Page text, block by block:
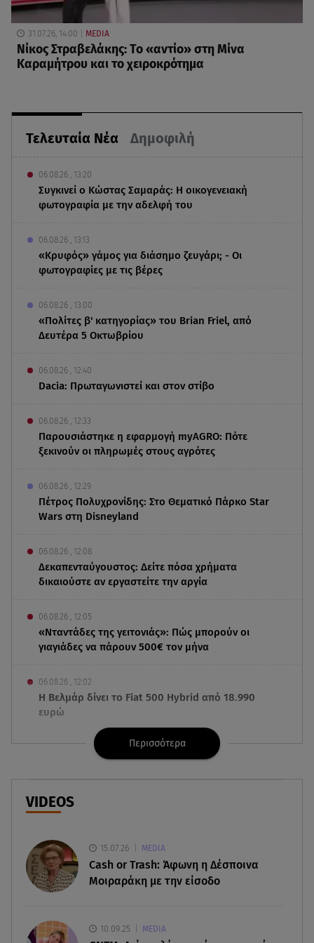
Τελευταία Νέα Δημοφιλή
06.08.26 , 13:20
Συγκινεί ο Κώστας Σαμαράς: Η οικογενειακή
φωτογραφία με την αδελφή του
06.08.26 , 13:13
«Κρυφός» γάμος για διάσημο ζευγάρι; - Οι
φωτογραφίες με τις βέρες
06.08.26 , 13:00
«Πολίτες β' κατηγορίας» του Brian Friel, από
Δευτέρα 5 Οκτωβρίου
06.08.26 , 12:40
Dacia: Πρωταγωνιστεί και στον στίβο
06.08.26 , 12:33
Παρουσιάστηκε η εφαρμογή myAGRO: Πότε
ξεκινούν οι πληρωμές στους αγρότες
06.08.26 , 12:29
Πέτρος Πολυχρονίδης: Στο Θεματικό Πάρκο Star
Wars στη Disneyland
06.08.26 , 12:08
Δεκαπενταύγουστος: Δείτε πόσα χρήματα
δικαιούστε αν εργαστείτε την αργία
06.08.26 , 12:05
«Νταντάδες της γειτονιάς»: Πώς μπορούν οι
γιαγιάδες να πάρουν 500€ τον μήνα
06.08.26 , 12:02
Η Βελμάρ δίνει το Fiat 500 Hybrid από 18.990
ευρώ
06.08.26 , 12:00
Welcome August: 3 μοδάτα looks για τον
τελευταίο μήνα του καλοκαιριού
06.08.26 , 11:48
έγραψε, πριν τα σκοτώσει
06.08.26 , 11:28
Αλεξάνδρου σε Ελληνίδου: «Πόσο πιο πάνω
Περισσότερα
VIDEOS
15.07.26 MEDIA
Cash or Trash: Άφωνη η Δέσποινα
Μοιραράκη με την είσοδο
10.09.25 MEDIA
31.07.26, 14:00 MEDIA
Νίκος Στραβελάκης: Το «αντίο» στη Μίνα
Καραμήτρου και το χειροκρότημα